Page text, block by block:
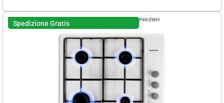
Spedizione Gratis P460WH